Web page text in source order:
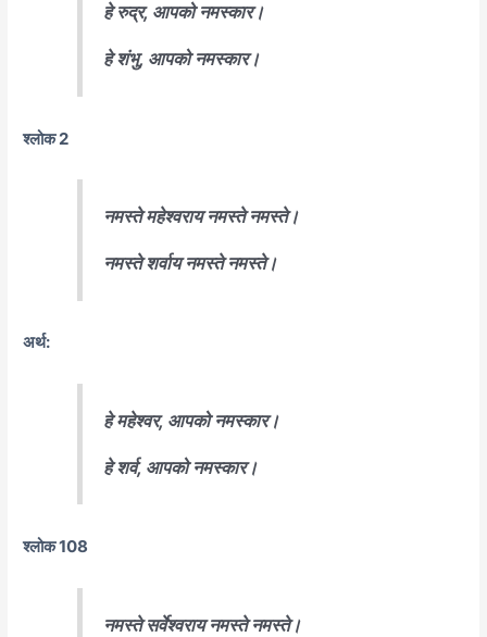
हे रुद्र, आपको नमस्कार।
हे शंभु, आपको नमस्कार।
श्लोक 2
नमस्ते महेश्वराय नमस्ते नमस्ते।
नमस्ते शर्वाय नमस्ते नमस्ते।
अर्थ:
हे महेश्वर, आपको नमस्कार।
हे शर्व, आपको नमस्कार।
श्लोक 108
नमस्ते सर्वेश्वराय नमस्ते नमस्ते।